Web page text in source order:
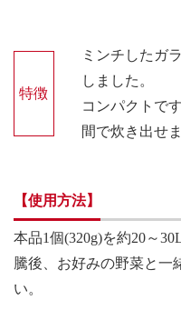
特徴
ミンチしたガ
しました。
コンパクトで
間で炊き出せま
【使用方法】
本品1個(320g)を約20～
騰後、お好みの野菜と一
い。